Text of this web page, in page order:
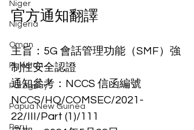
Niger
Nigeria
Oman
Pakistan
Paraguay
Papua New Guinea
Peru
官方通知翻譯
主旨：5G 會話管理功能（SMF）強
制性安全認證
通知參考：NCCS 信函編號
NCCS/HQ/COMSEC/2021-
22/III/Part (1)/111